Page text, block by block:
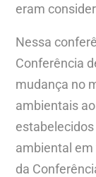
eram
Nessa
Conferência
mudança no
ambientais
ambiental em
da